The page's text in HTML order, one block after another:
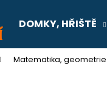
DOMKY, HŘIŠTĚ
Matematika, geometrie